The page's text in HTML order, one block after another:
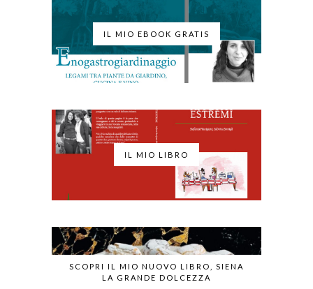
IL MIO EBOOK GRATIS
IL MIO LIBRO
SCOPRI IL MIO NUOVO LIBRO, SIENA
LA GRANDE DOLCEZZA